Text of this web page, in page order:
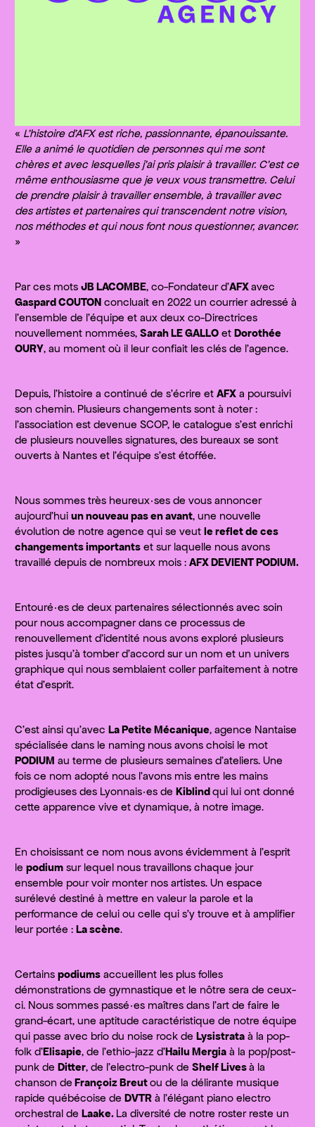
« L’histoire d’AFX est riche, passionnante, épanouissante.
Elle a animé le quotidien de personnes qui me sont
chères et avec lesquelles j’ai pris plaisir à travailler. C’est ce
même enthousiasme que je veux vous transmettre. Celui
de prendre plaisir à travailler ensemble, à travailler avec
des artistes et partenaires qui transcendent notre vision,
nos méthodes et qui nous font nous questionner, avancer.
»
Par ces motsJB LACOMBE, co-Fondateur d’AFXavec
Gaspard COUTON concluait en 2022 un courrier adressé à
l’ensemble de l’équipe et aux deux co-Directrices
nouvellement nommées,Sarah LE GALLO etDorothée
OURY, au moment où il leur confiait les clés de l’agence.
Depuis, l’histoire a continué de s’écrire etAFX a poursuivi
son chemin. Plusieurs changements sont à noter :
l’association est devenue SCOP, le catalogue s’est enrichi
de plusieurs nouvelles signatures, des bureaux se sont
ouverts à Nantes et l’équipe s’est étoffée.
Nous sommes très heureux·ses de vous annoncer
aujourd’huiun nouveau pas en avant, une nouvelle
évolution de notre agence qui se veutle reflet de ces
changements importants et sur laquelle nous avons
travaillé depuis de nombreux mois :AFX DEVIENT PODIUM.
Entouré·es de deux partenaires sélectionnés avec soin
pour nous accompagner dans ce processus de
renouvellement d’identité nous avons exploré plusieurs
pistes jusqu’à tomber d’accord sur un nom et un univers
graphique qui nous semblaient coller parfaitement à notre
état d’esprit.
C’est ainsi qu’avecLa Petite Mécanique, agence Nantaise
spécialisée dans le naming nous avons choisi le mot
PODIUM au terme de plusieurs semaines d’ateliers. Une
fois ce nom adopté nous l’avons mis entre les mains
prodigieuses des Lyonnais·es deKiblindqui lui ont donné
cette apparence vive et dynamique, à notre image.
En choisissant ce nom nous avons évidemment à l’esprit
lepodium sur lequel nous travaillons chaque jour
ensemble pour voir monter nos artistes. Un espace
surélevé destiné à mettre en valeur la parole et la
performance de celui ou celle qui s’y trouve et à amplifier
leur portée :La scène.
Certainspodiums accueillent les plus folles
démonstrations de gymnastique et le nôtre sera de ceux-
ci. Nous sommes passé·es maîtres dans l’art de faire le
grand-écart, une aptitude caractéristique de notre équipe
qui passe avec brio du noise rock deLysistrata à la pop-
folk d’Elisapie, de l’ethio-jazz d’Hailu Mergia à la pop/post-
punk deDitter, de l’electro-punk deShelf Livesà la
chanson de Françoiz Breutou de la délirante musique
rapide québécoise deDVTR à l’élégant piano electro
orchestral deLaake. La diversité de notre roster reste un